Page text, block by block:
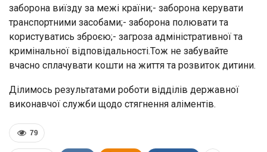
заборона виїзду за межі країни;- заборона керувати
транспортними засобами;- заборона полювати та
користуватись зброєю;- загроза адміністративної та
кримінальної відповідальності.Тож не забувайте
вчасно сплачувати кошти на життя та розвиток дитини.
Ділимось результатами роботи відділів державної
виконавчої служби щодо стягнення аліментів.
79